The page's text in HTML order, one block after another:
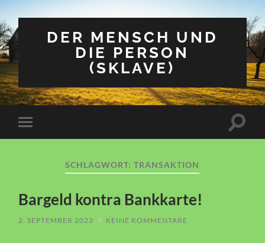
DER MENSCH UND
DIE PERSON
(SKLAVE)
Mobile-
Menü
SCHLAGWORT:TRANSAKTION
Bargeld kontra Bankkarte!
2. SEPTEMBER 2023 / KEINE KOMMENTARE